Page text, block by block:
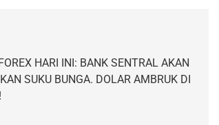
HARI INI: BANK SENTRAL AKAN
SUKU BUNGA. DOLAR AMBRUK DI